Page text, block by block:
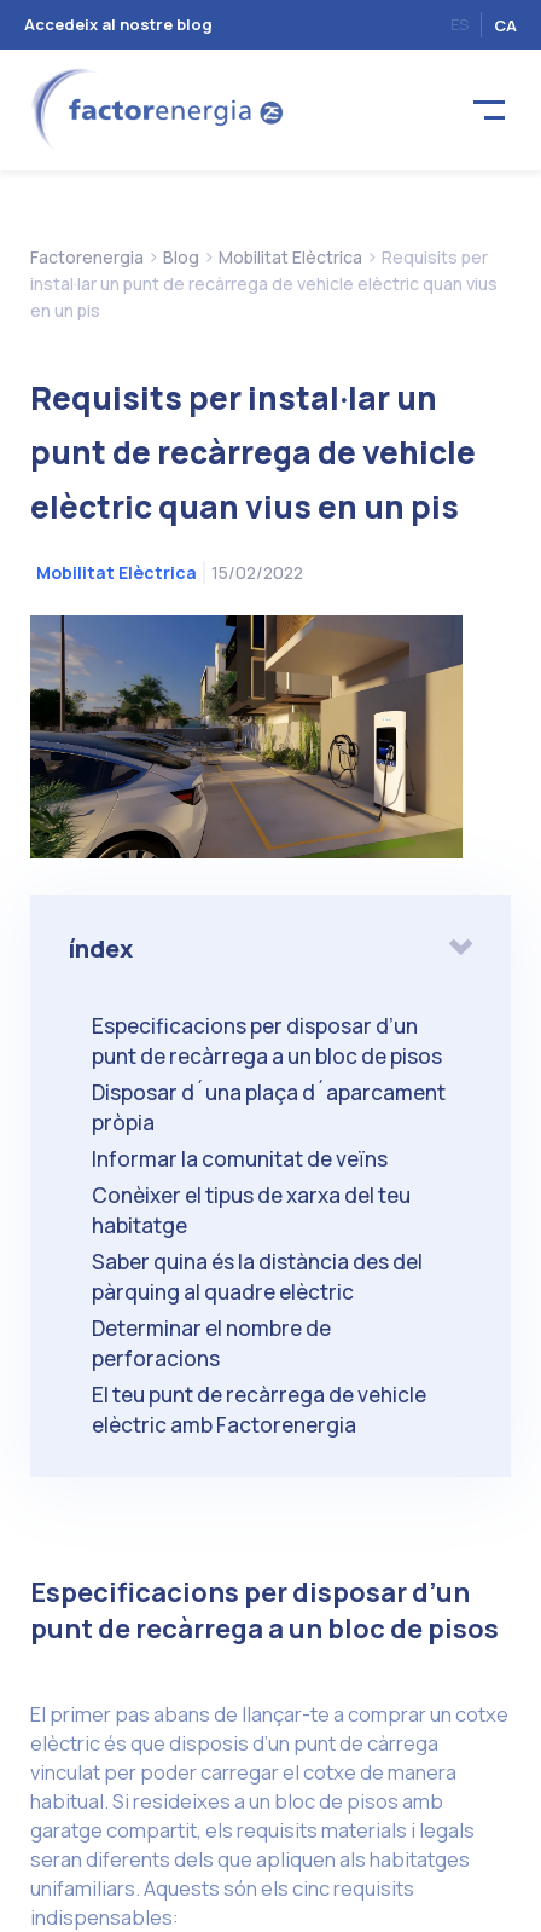
Accedeix al nostre blog ES CA
Factorenergia > Blog > Mobilitat Elèctrica > Requisits per
instal·lar un punt de recàrrega de vehicle elèctric quan vius
en un pis
Requisits per instal·lar un
punt de recàrrega de vehicle
elèctric quan vius en un pis
Mobilitat Elèctrica 15/02/2022
índex
Especificacions per disposar d’un
punt de recàrrega a un bloc de pisos
Disposar d´una plaça d´aparcament
pròpia
Informar la comunitat de veïns
Conèixer el tipus de xarxa del teu
habitatge
Saber quina és la distància des del
pàrquing al quadre elèctric
Determinar el nombre de
perforacions
El teu punt de recàrrega de vehicle
elèctric amb Factorenergia
Especificacions per disposar d’un
punt de recàrrega a un bloc de pisos
El primer pas abans de llançar-te a comprar un cotxe
elèctric és que disposis d’un punt de càrrega
vinculat per poder carregar el cotxe de manera
habitual. Si resideixes a un bloc de pisos amb
garatge compartit, els requisits materials i legals
seran diferents dels que apliquen als habitatges
unifamiliars. Aquests són els cinc requisits
indispensables: